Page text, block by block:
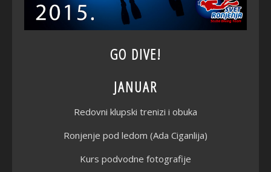
GO DIVE!
JANUAR
Redovni klupski trenizi i obuka
Ronjenje pod ledom (Ada Ciganlija)
Kurs podvodne fotografije